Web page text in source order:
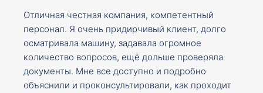
Отличная честная компания, компетентный
персонал. Я очень придирчивый клиент, долго
осматривала машину, задавала огромное
количество вопросов, ещё дольше проверяла
документы. Мне все доступно и подробно
объяснили и проконсультировали, как проходит